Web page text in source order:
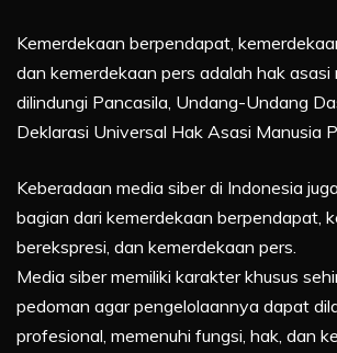
Kemerdekaan berpendapat,
dan kemerdekaan pers adalah hak asasi
dilindungi Pancasila, Undang-Undang
Deklarasi Universal Hak Asasi Manusia
Keberadaan media siber di Indonesia
bagian dari kemerdekaan berpendapat,
berekspresi, dan kemerdekaan pers.
Media siber memiliki karakter khusus
pedoman agar pengelolaannya dapat
profesional, memenuhi fungsi, hak, dan